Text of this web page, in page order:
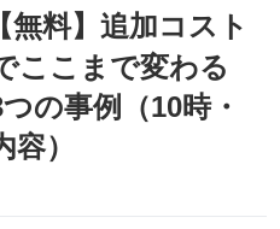
無料】追加コスト
ここまで変わる
の事例（10時・
）